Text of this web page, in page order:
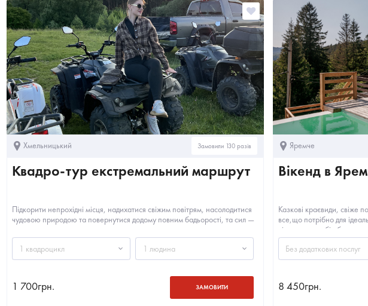
Хмельницький Замовили 130 разів
Квадро-тур екстремальний маршрут
Підкорити непрохідні місця, надихатися свіжим повітрям, насолодитися
чудовою природою та повернутися додому повним бадьорості, та сил —
1 квадроцикл
1 людина
1 700грн. ЗАМОВИТИ
Яремче
Вікенд в
Казкові краєвиди, свіже
все,що потрібно для
відпочинок собі або...
Без додаткових послуг
8 450грн.